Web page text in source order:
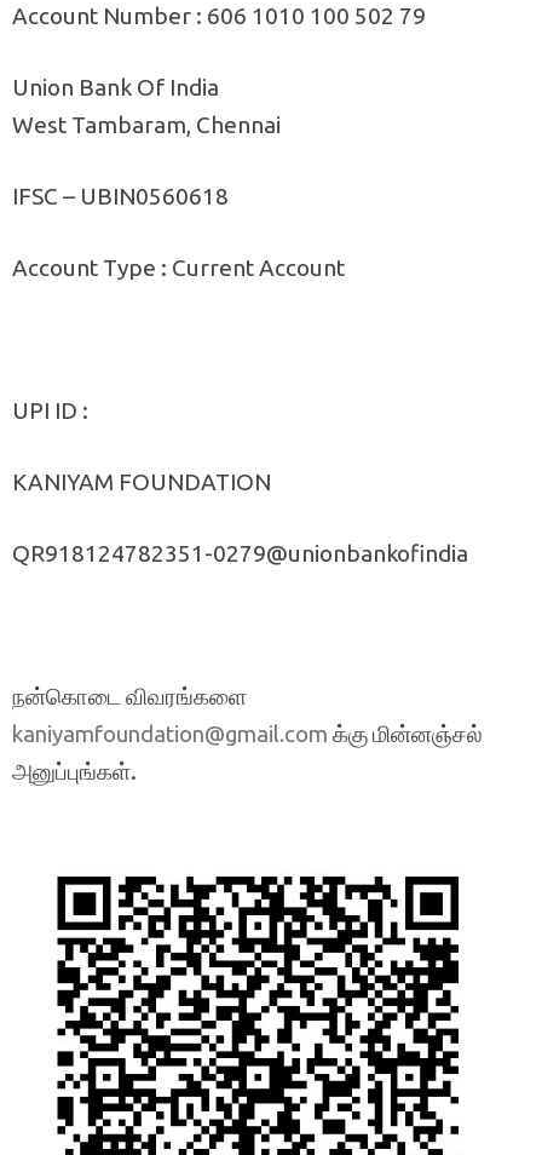
Account Number : 606 1010 100 502 79
Union Bank Of India
West Tambaram, Chennai
IFSC – UBIN0560618
Account Type : Current Account
UPI ID :
KANIYAM FOUNDATION
QR918124782351-0279@unionbankofindia
நன்கொடை விவரங்களை
kaniyamfoundation@gmail.com க்கு மின்னஞ்சல்
அனுப்புங்கள்.